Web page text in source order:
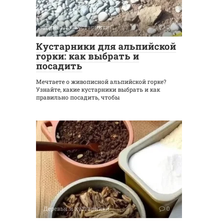
Деревья и кустарники 0
Кустарники для альпийской
горки: как выбрать и
посадить
Мечтаете о живописной альпийской горке?
Узнайте, какие кустарники выбрать и как
правильно посадить, чтобы
Деревья и кустарники 0